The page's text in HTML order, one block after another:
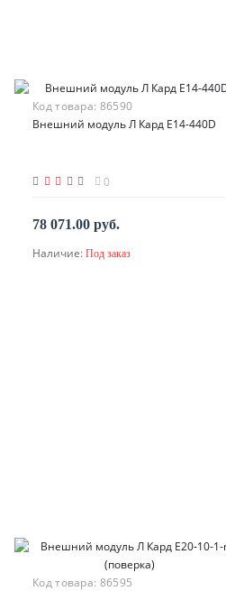
Код товара: 86590
Внешний модуль Л Кард E14-440D
0
78 071.00 руб.
По запросу
Наличие: Под заказ
Код товара: 86595